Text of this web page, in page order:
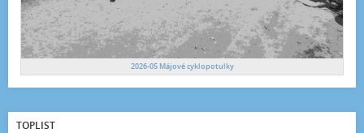
2026-05 Májové cyklopotulky
TOPLIST